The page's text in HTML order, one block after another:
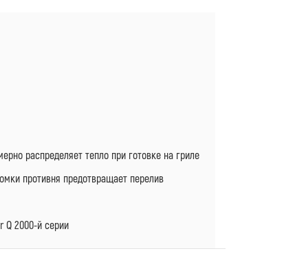
распределяет тепло при готовке на гриле
противня предотвращает перелив
Q 2000-й серии